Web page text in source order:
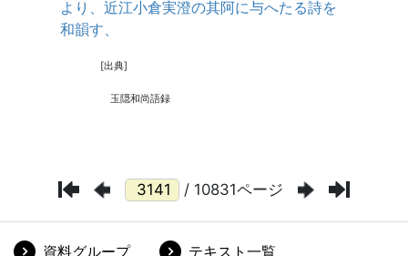
/ 10831ページ
資料グループ テキスト一覧